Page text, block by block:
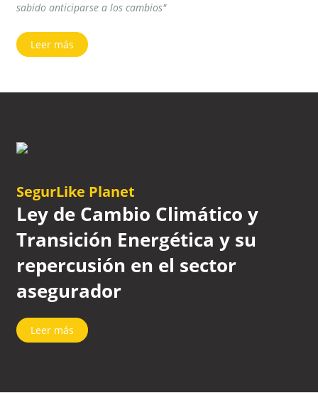
sabido anticiparse a los cambios"
Leer más
SegurLike Planet
Ley de Cambio Climático y
Transición Energética y su
repercusión en el sector
asegurador
Leer más